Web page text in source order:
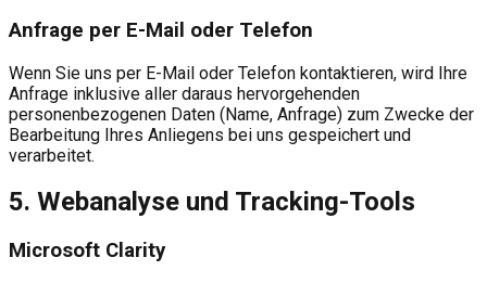
Anfrage per E-Mail oder Telefon
Wenn Sie uns per E-Mail oder Telefon kontaktieren, wird Ihre
Anfrage inklusive aller daraus hervorgehenden
personenbezogenen Daten (Name, Anfrage) zum Zwecke der
Bearbeitung Ihres Anliegens bei uns gespeichert und
verarbeitet.
5. Webanalyse und Tracking-Tools
Microsoft Clarity